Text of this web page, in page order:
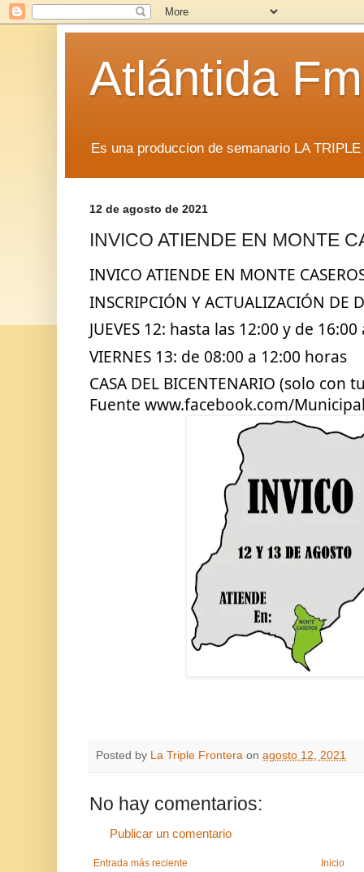
Atlántida
Es una produccion de semanario LA
12 de agosto de 2021
INVICO ATIENDE EN MONTE
INVICO ATIENDE EN MONTE
INSCRIPCIÓN Y ACTUALIZACIÓN DE
JUEVES 12: hasta las 12:00 y de
VIERNES 13: de 08:00 a 12:00 horas
CASA DEL BICENTENARIO (solo con
Fuente www.facebook.com/
Posted by La Triple Frontera on agosto 12, 2021
No hay comentarios:
Publicar un comentario
Entrada más reciente Inicio